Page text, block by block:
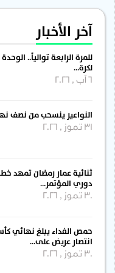
آخر الأخبار
للمرة الرابعة توالياً..
لكرة…
النواعير ينسحب من نصف
31 تموز , 2026
ثنائية عمار رمضان تمهد
دوري المؤتمر…
30 تموز , 2026
حمص الفداء يبلغ نهائي
انتصار عريض على…
30 تموز , 2026